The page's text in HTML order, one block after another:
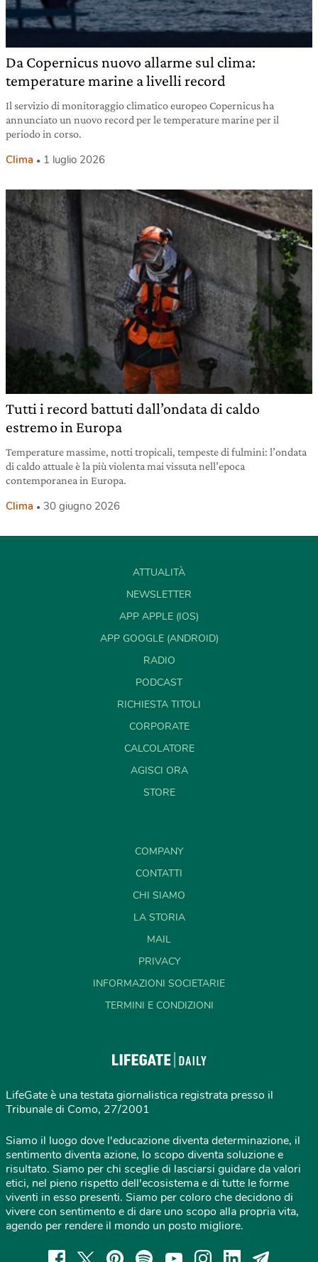
Da Copernicus nuovo allarme sul clima:
temperature marine a livelli record
Il servizio di monitoraggio climatico europeo Copernicus ha
annunciato un nuovo record per le temperature marine per il
periodo in corso.
Clima 1 luglio 2026
Tutti i record battuti dall’ondata di caldo
estremo in Europa
Temperature massime, notti tropicali, tempeste di fulmini: l’ondata
di caldo attuale è la più violenta mai vissuta nell’epoca
contemporanea in Europa.
Clima 30 giugno 2026
ATTUALITÀ
NEWSLETTER
APP APPLE (IOS)
APP GOOGLE (ANDROID)
RADIO
PODCAST
RICHIESTA TITOLI
CORPORATE
CALCOLATORE
AGISCI ORA
STORE
COMPANY
CONTATTI
CHI SIAMO
LA STORIA
MAIL
PRIVACY
INFORMAZIONI SOCIETARIE
TERMINI E CONDIZIONI
LifeGate è una testata giornalistica registrata presso il
Tribunale di Como, 27/2001
Siamo il luogo dove l'educazione diventa determinazione, il
sentimento diventa azione, lo scopo diventa soluzione e
risultato. Siamo per chi sceglie di lasciarsi guidare da valori
etici, nel pieno rispetto dell'ecosistema e di tutte le forme
viventi in esso presenti. Siamo per coloro che decidono di
vivere con sentimento e di dare uno scopo alla propria vita,
agendo per rendere il mondo un posto migliore.